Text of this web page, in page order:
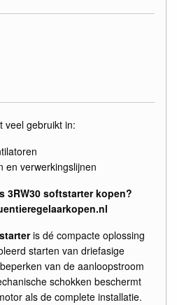
veel gebruikt in:
en verwerkingslijnen
3RW30 softstarter kopen?
is dé compacte oplossing
starten van driefasige
van de aanloopstroom
schokken beschermt
als de complete installatie.